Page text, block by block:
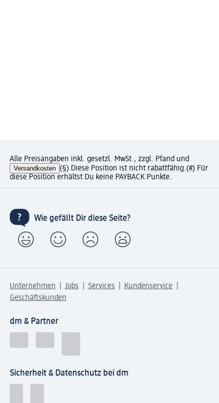
Alle Preisangaben inkl. gesetzl. MwSt., zzgl. Pfand und
Versandkosten (§) Diese Position ist nicht rabattfähig.(#) Für
diese Position erhältst Du keine PAYBACK Punkte.
Wie gefällt Dir diese Seite?
Unternehmen Jobs Services
Kundenservice
Geschäftskunden
dm & Partner
Sicherheit & Datenschutz bei dm